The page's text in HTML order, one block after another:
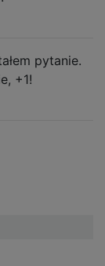
pytanie.
+1!